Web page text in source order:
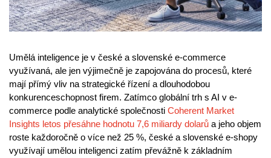
Umělá inteligence je v české a slovenské e-commerce
využívaná, ale jen výjimečně je zapojována do procesů, které
mají přímý vliv na strategické řízení a dlouhodobou
konkurenceschopnost firem. Zatímco globální trh s AI v e-
commerce podle analytické společnosti Coherent Market
Insights letos přesáhne hodnotu 7,6 miliardy dolarů a jeho objem
roste každoročně o více než 25 %, české a slovenské e-shopy
využívají umělou inteligenci zatím převážně k základním